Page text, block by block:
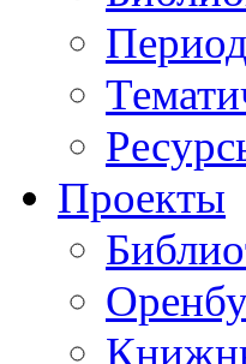
Проекты